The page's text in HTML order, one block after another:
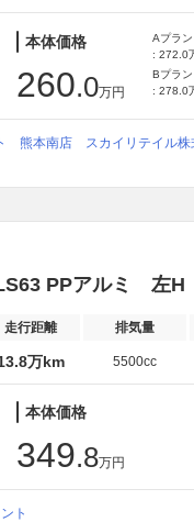
本体価格
260.0万円
Aプラン
: 272.0
Bプラン
: 278.0
熊本南店 スカイリテイル株
PPアルミ 左H
走行距離 排気量
万km 5500cc
本体価格
349.8万円
ト